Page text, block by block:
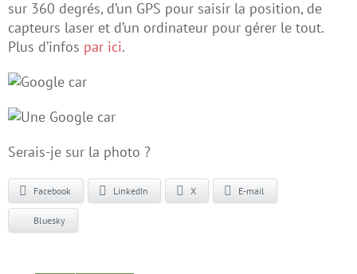
sur 360 degrés, d’un GPS pour saisir la position, de
capteurs laser et d’un ordinateur pour gérer le tout.
Plus d’infos par ici.
Serais-je sur la photo ?
Facebook LinkedIn X E-mail
Bluesky